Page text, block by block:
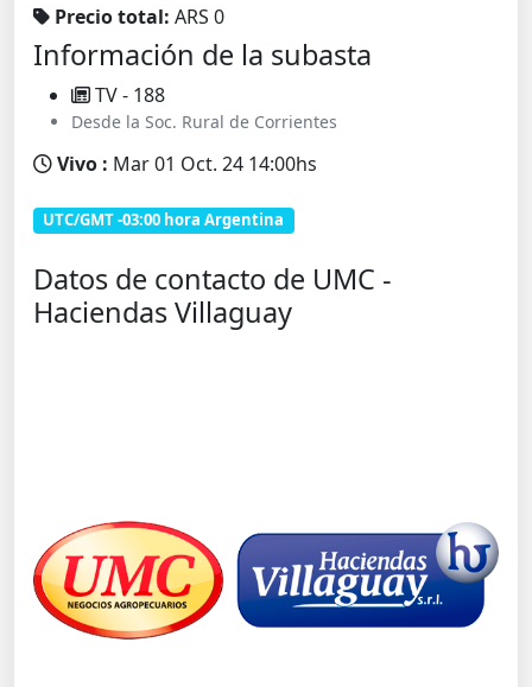
Precio total: ARS 0
Información de la subasta
TV - 188
Desde la Soc. Rural de Corrientes
Vivo : Mar 01 Oct. 24 14:00hs
UTC/GMT -03:00 hora Argentina
Datos de contacto de UMC -
Haciendas Villaguay